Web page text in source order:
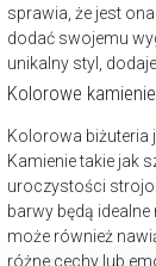
sprawia, że jest
dodać swojemu
unikalny styl,
Kolorowe
Kolorowa biżuteria
Kamienie takie jak
uroczystości
barwy będą
może również
różne cechy lub